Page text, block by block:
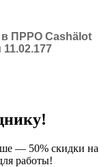
в ПРРО Cashӓlot
— 50% скидки на
работы!